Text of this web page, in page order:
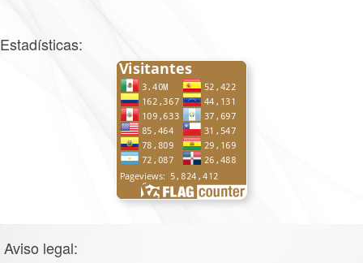
Estadísticas:
Aviso legal: